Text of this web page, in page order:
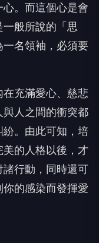
。而這個心是會
般所說的「思
名領袖，必須要
充滿愛心、慈悲
人之間的衝突都
。由此可知，培
的人格以後，才
行動，同時還可
的感染而發揮愛